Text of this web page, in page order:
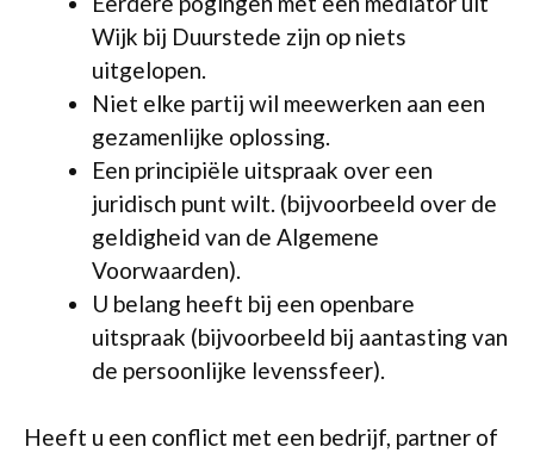
Wijk bij Duurstede zijn op niets
uitgelopen.
Niet elke partij wil meewerken aan een
gezamenlijke oplossing.
Een principiële uitspraak over een
juridisch punt wilt. (bijvoorbeeld over de
geldigheid van de Algemene
Voorwaarden).
U belang heeft bij een openbare
uitspraak (bijvoorbeeld bij aantasting van
de persoonlijke levenssfeer).
Heeft u een conflict met een bedrijf, partner of